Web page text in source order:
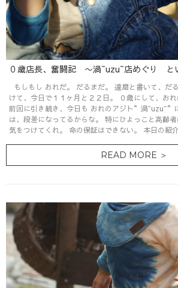
０歳店長、奮闘記 〜渦~uzu~店めぐり と
けて、今日で１１ヶ月と２２日。 ０歳にして、おれ
前回に引き続き、今日も おれのアジト”渦
は、段差になってるからな。 特にひよっこと高齢者
気をつけてくれ。 命の保証はできない。 本日の紹
READ MORE ＞